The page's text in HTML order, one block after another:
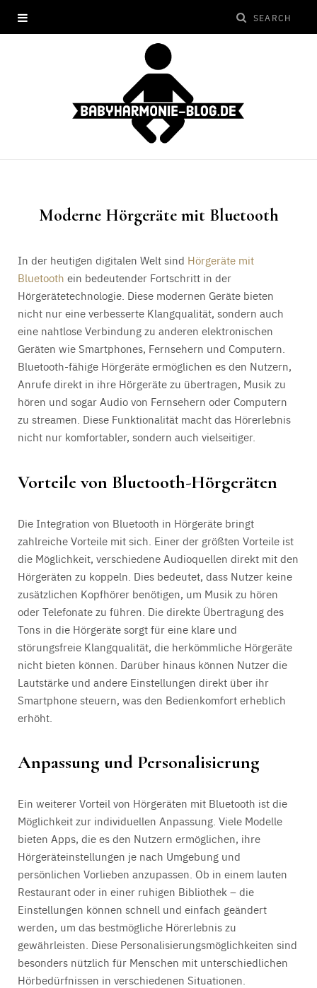
Moderne Hörgeräte mit Bluetooth
In der heutigen digitalen Welt sind Hörgeräte mit
Bluetooth ein bedeutender Fortschritt in der
Hörgerätetechnologie. Diese modernen Geräte bieten
nicht nur eine verbesserte Klangqualität, sondern auch
eine nahtlose Verbindung zu anderen elektronischen
Geräten wie Smartphones, Fernsehern und Computern.
Bluetooth-fähige Hörgeräte ermöglichen es den Nutzern,
Anrufe direkt in ihre Hörgeräte zu übertragen, Musik zu
hören und sogar Audio von Fernsehern oder Computern
zu streamen. Diese Funktionalität macht das Hörerlebnis
nicht nur komfortabler, sondern auch vielseitiger.
Vorteile von Bluetooth-Hörgeräten
Die Integration von Bluetooth in Hörgeräte bringt
zahlreiche Vorteile mit sich. Einer der größten Vorteile ist
die Möglichkeit, verschiedene Audioquellen direkt mit den
Hörgeräten zu koppeln. Dies bedeutet, dass Nutzer keine
zusätzlichen Kopfhörer benötigen, um Musik zu hören
oder Telefonate zu führen. Die direkte Übertragung des
Tons in die Hörgeräte sorgt für eine klare und
störungsfreie Klangqualität, die herkömmliche Hörgeräte
nicht bieten können. Darüber hinaus können Nutzer die
Lautstärke und andere Einstellungen direkt über ihr
Smartphone steuern, was den Bedienkomfort erheblich
erhöht.
Anpassung und Personalisierung
Ein weiterer Vorteil von Hörgeräten mit Bluetooth ist die
Möglichkeit zur individuellen Anpassung. Viele Modelle
bieten Apps, die es den Nutzern ermöglichen, ihre
Hörgeräteinstellungen je nach Umgebung und
persönlichen Vorlieben anzupassen. Ob in einem lauten
Restaurant oder in einer ruhigen Bibliothek – die
Einstellungen können schnell und einfach geändert
werden, um das bestmögliche Hörerlebnis zu
gewährleisten. Diese Personalisierungsmöglichkeiten sind
besonders nützlich für Menschen mit unterschiedlichen
Hörbedürfnissen in verschiedenen Situationen.